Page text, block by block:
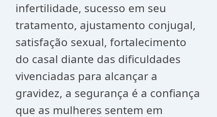
infertilidade, sucesso em seu
tratamento, ajustamento conjugal,
satisfação sexual, fortalecimento
do casal diante das dificuldades
vivenciadas para alcançar a
gravidez, a segurança é a confiança
que as mulheres sentem em